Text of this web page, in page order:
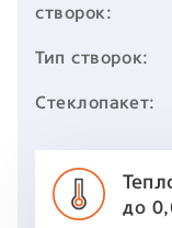
створок:
Тип створок:
Стеклопакет:
до